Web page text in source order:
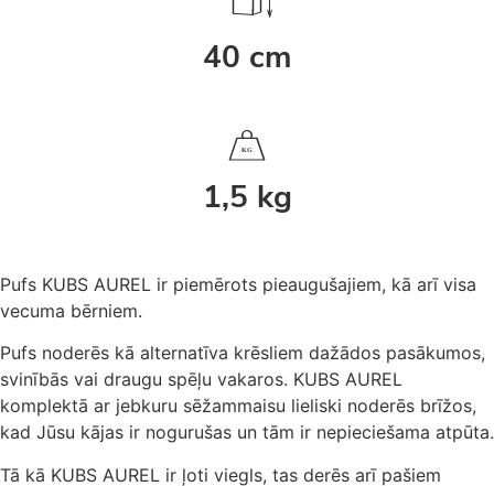
40 cm
KG
1,5 kg
Pufs KUBS AUREL ir piemērots pieaugušajiem, kā arī visa
vecuma bērniem.
Pufs noderēs kā alternatīva krēsliem dažādos pasākumos,
svinībās vai draugu spēļu vakaros. KUBS AUREL
komplektā ar jebkuru sēžammaisu lieliski noderēs brīžos,
kad Jūsu kājas ir nogurušas un tām ir nepieciešama atpūta.
Tā kā KUBS AUREL ir ļoti viegls, tas derēs arī pašiem